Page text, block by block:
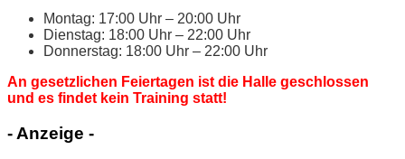
Mon­tag: 17:00 Uhr – 20:00 Uhr
Diens­tag: 18:00 Uhr – 22:00 Uhr
Don­ners­tag: 18:00 Uhr – 22:00 Uhr
An ge­setz­li­chen Fei­er­ta­gen ist die Hal­le ge­schlos­sen
und es fin­det kein Trai­ning statt!
- An­zei­ge -